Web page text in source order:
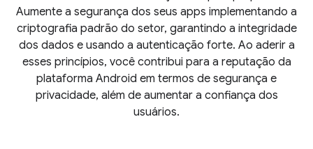
Aumente a segurança dos seus apps implementando a
criptografia padrão do setor, garantindo a integridade
dos dados e usando a autenticação forte. Ao aderir a
esses princípios, você contribui para a reputação da
plataforma Android em termos de segurança e
privacidade, além de aumentar a confiança dos
usuários.